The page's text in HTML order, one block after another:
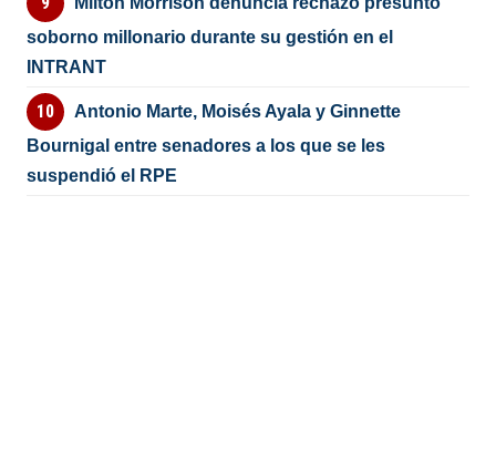
soborno millonario durante su gestión en el
INTRANT
Antonio Marte, Moisés Ayala y Ginnette
Bournigal entre senadores a los que se les
suspendió el RPE